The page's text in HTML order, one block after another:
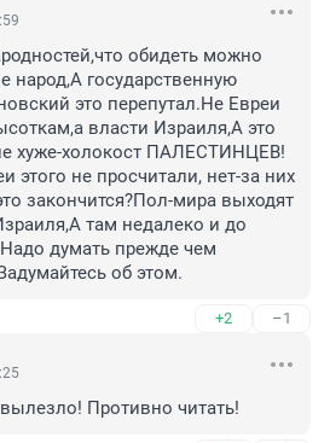
обидеть можно
народ,А государственную
это перепутал.Не Евреи
власти Израиля,А это
хуже-холокост ПАЛЕСТИНЦЕВ!
этого не просчитали, нет-за них
закончится?Пол-мира выходят
там недалеко и до
думать прежде чем
об этом.
+2 –1
Противно читать!